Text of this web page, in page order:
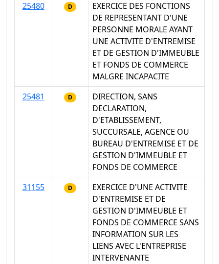
25480
D
EXERCICE DES FONCTIONS
DE REPRESENTANT D'UNE
PERSONNE MORALE AYANT
UNE ACTIVITE D'ENTREMISE
ET DE GESTION D'IMMEUBLE
ET FONDS DE COMMERCE
MALGRE INCAPACITE
25481
D
DIRECTION, SANS
DECLARATION,
D'ETABLISSEMENT,
SUCCURSALE, AGENCE OU
BUREAU D'ENTREMISE ET DE
GESTION D'IMMEUBLE ET
FONDS DE COMMERCE
31155
D
EXERCICE D'UNE ACTIVITE
D'ENTREMISE ET DE
GESTION D'IMMEUBLE ET
FONDS DE COMMERCE SANS
INFORMATION SUR LES
LIENS AVEC L'ENTREPRISE
INTERVENANTE